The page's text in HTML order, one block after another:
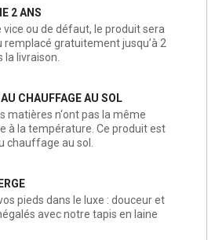
2 ANS
vice ou de défaut, le produit sera
remplacé gratuitement jusqu’à 2
la livraison.
CHAUFFAGE AU SOL
matières n‘ont pas la même
à la température. Ce produit est
chauffage au sol.
pieds dans le luxe : douceur et
avec notre tapis en laine